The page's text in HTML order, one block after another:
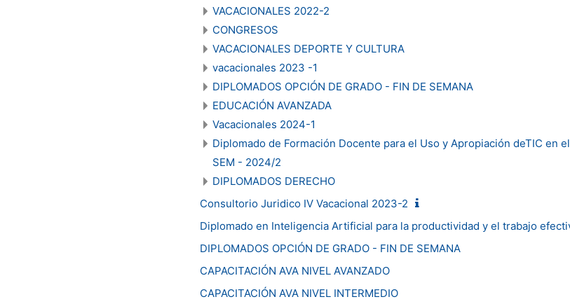
VACACIONALES 2022-2
CONGRESOS
VACACIONALES DEPORTE Y CULTURA
vacacionales 2023 -1
DIPLOMADOS OPCIÓN DE GRADO - FIN DE SEMANA
EDUCACIÓN AVANZADA
Vacacionales 2024-1
Diplomado de Formación Docente para el Uso y Apropiación deTIC en
SEM - 2024/2
DIPLOMADOS DERECHO
Consultorio Juridico IV Vacacional 2023-2
Diplomado en Inteligencia Artificial para la productividad y el trabajo
DIPLOMADOS OPCIÓN DE GRADO - FIN DE SEMANA
CAPACITACIÓN AVA NIVEL AVANZADO
CAPACITACIÓN AVA NIVEL INTERMEDIO